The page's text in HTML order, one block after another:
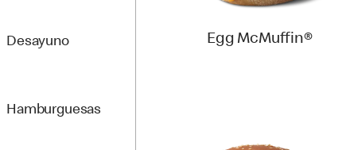
Desayuno
Hamburguesas
Egg McMuffin®